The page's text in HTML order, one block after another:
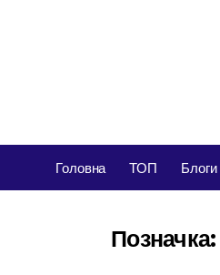
Головна ТОП Блоги
Позначка: